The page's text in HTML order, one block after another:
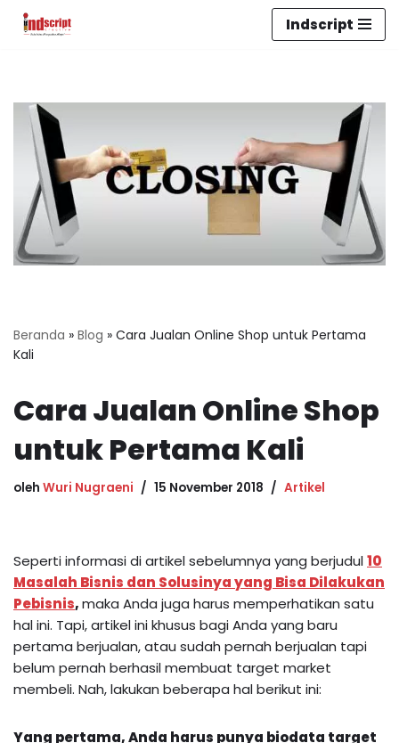
Indscript
Beranda » Blog » Cara Jualan Online Shop untuk Pertama
Kali
Cara Jualan Online Shop
untuk Pertama Kali
oleh Wuri Nugraeni 15 November 2018 Artikel
Seperti informasi di artikel sebelumnya yang berjudul10
Masalah Bisnis dan Solusinya yang Bisa Dilakukan
Pebisnis,maka Anda juga harus memperhatikan satu
hal ini. Tapi, artikel ini khusus bagi Anda yang baru
pertama berjualan, atau sudah pernah berjualan tapi
belum pernah berhasil membuat target market
membeli. Nah, lakukan beberapa hal berikut ini:
Yang pertama, Anda harus punya biodata target